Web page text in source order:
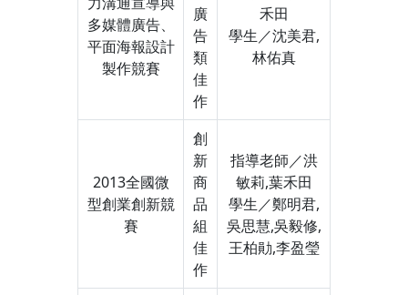
多媒體廣告、
平面海報設計
製作競賽
廣
告
類
佳
作
禾田
學生／沈美君,
林佑真
2013全國微
型創業創新競
賽
創
新
商
品
組
佳
作
指導老師／洪
敏莉,葉禾田
學生／鄭明君,
吳思慧,吳毅修,
王柏勛,李盈瑩